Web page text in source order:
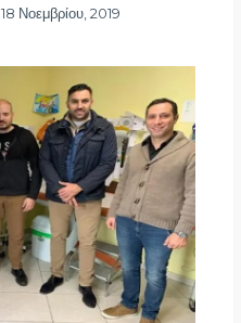
18 Νοεμβρίου, 2019